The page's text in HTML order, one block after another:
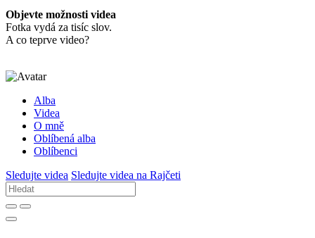
Objevte možnosti videa
Fotka vydá za tisíc slov.
A co teprve video?
Alba
Videa
O mně
Oblíbená alba
Oblíbenci
Sledujte videa Sledujte videa na Rajčeti